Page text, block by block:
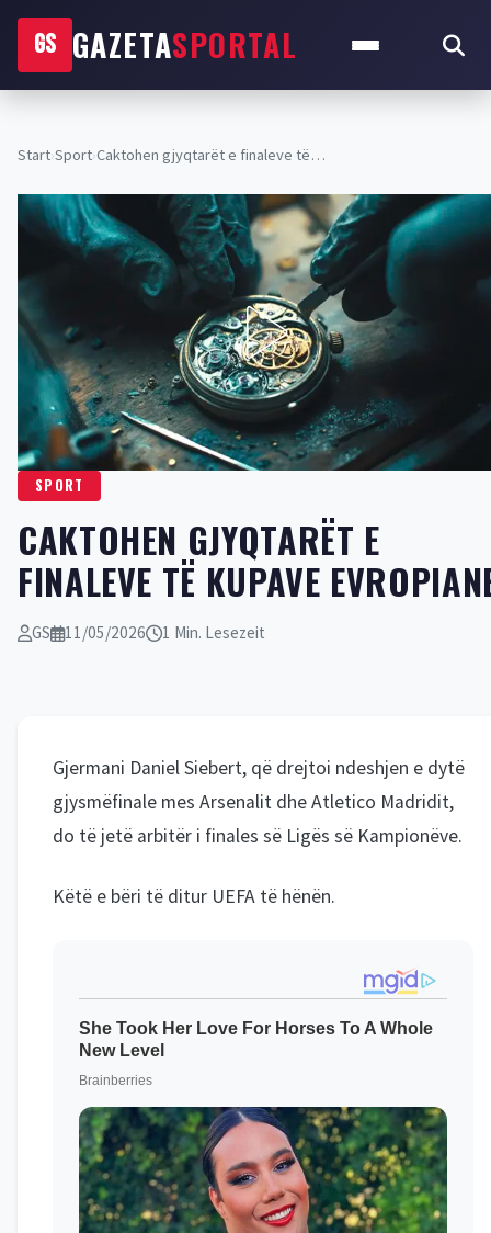
GS GAZETASPORTAL
Start›Sport›Caktohen gjyqtarët e finaleve të…
SPORT
CAKTOHEN GJYQTARËT E
FINALEVE TË KUPAVE
GS 11/05/2026 1 Min. Lesezeit
Gjermani Daniel Siebert, që drejtoi ndeshjen e dytë
gjysmëfinale mes Arsenalit dhe Atletico Madridit,
do të jetë arbitër i finales së Ligës së Kampionëve.
Këtë e bëri të ditur UEFA të hënën.